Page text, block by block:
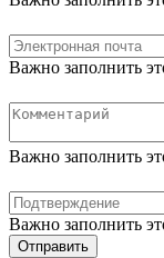
Важно заполнить
Важно заполнить
Важно заполнить
Отправить